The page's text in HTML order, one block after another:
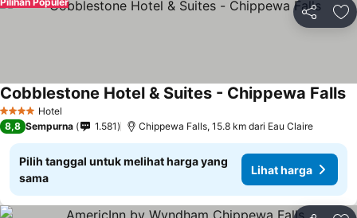
Bagikan
4 BintangHotel
Cobblestone Hotel & Suites - Chippewa Falls
8,8 Sempurna 1.581 Chippewa Falls, 15.8 km dari Eau Claire
Pilih tanggal untuk melihat harga yang
sama
Lihat harga